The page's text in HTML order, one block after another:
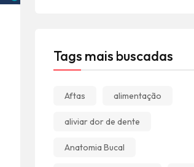
Tags mais buscadas
Aftas alimentação
aliviar dor de dente
Anatomia Bucal